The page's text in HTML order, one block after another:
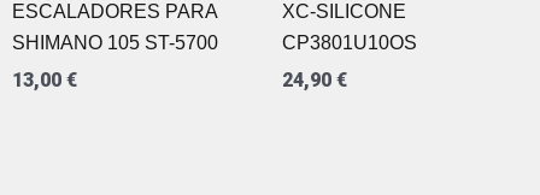
ESCALADORES PARA
SHIMANO 105 ST-5700
13,00 €
XC-SILICONE
CP3801U10OS
24,90 €